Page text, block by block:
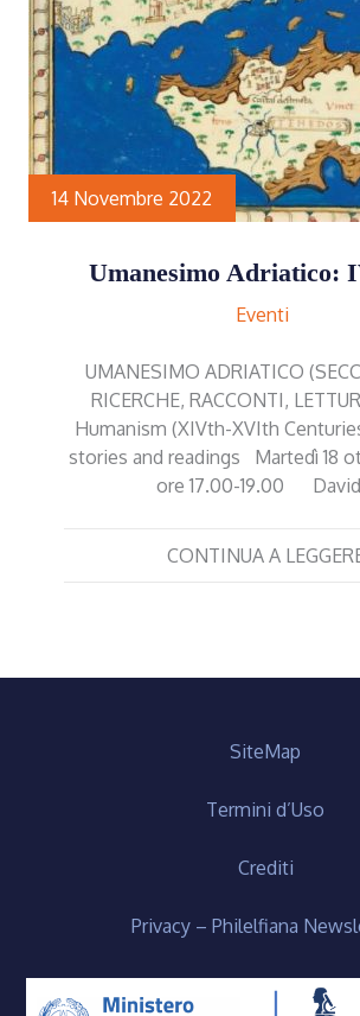
14 Novembre 2022
Umanesimo Adriatico:
Eventi
UMANESIMO ADRIATICO
RICERCHE, RACCONTI,
Humanism (XIVth-XVIth
stories and readings Martedì 18
ore 17.00-19.00
CONTINUA A
SiteMap
Termini d’Uso
Crediti
Privacy – Philelfiana